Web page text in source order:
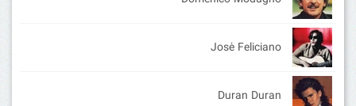
José Feliciano
Duran Duran